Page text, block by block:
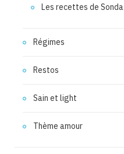
Les recettes de Sonda
Régimes
Restos
Sain et light
Thème amour